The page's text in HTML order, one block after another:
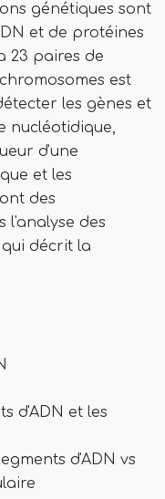
génétiques sont
et de protéines
23 paires de
est
les gènes et
nucléotidique,
d'une
et les
des
l'analyse des
décrit la
d'ADN et les
d'ADN vs